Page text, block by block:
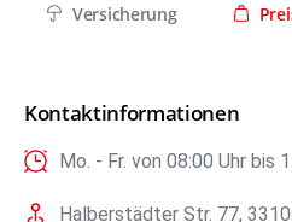
Versicherung
Kontaktinformationen
Mo. - Fr. von 08:00 Uhr bis
Halberstädter Str. 77,